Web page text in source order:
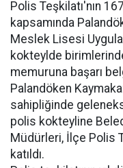
Polis Teşkilatı'nın
kapsamında
Meslek Lisesi
kokteylde
memuruna başarı
Palandöken
sahipliğinde
polis kokteyline
Müdürleri, İlçe Polis
katıldı.